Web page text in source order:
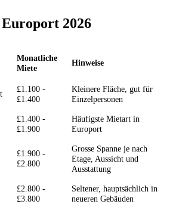
2026
Monatliche
Miete
Hinweise
£1.100 -
£1.400
Kleinere Fläche, gut für
Einzelpersonen
£1.400 -
£1.900
Häufigste Mietart in
Europort
£1.900 -
£2.800
Grosse Spanne je nach
Etage, Aussicht und
Ausstattung
£2.800 -
£3.800
Seltener, hauptsächlich in
neueren Gebäuden